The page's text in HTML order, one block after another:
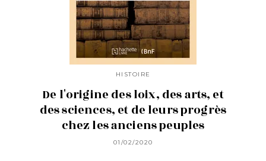
HISTOIRE
De l'origine des loix, des arts, et
des sciences, et de leurs progrès
chez les anciens peuples
01/02/2020